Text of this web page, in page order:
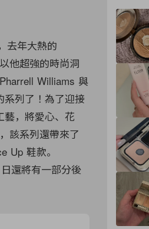
去年大熱的
他超強的時尚洞
Williams 與
系列了！為了迎接
藝，將愛心、花
該系列還帶來了
Up 鞋款。
還將有一部分後